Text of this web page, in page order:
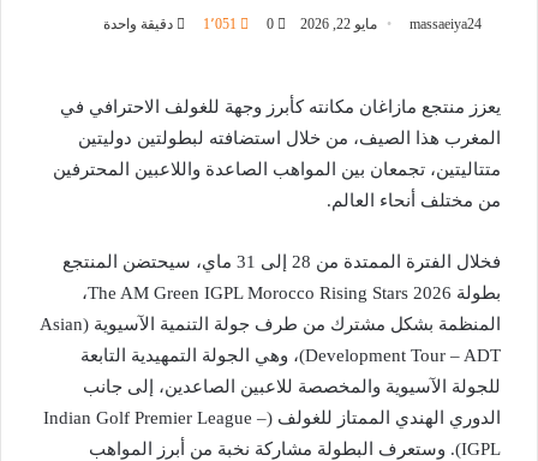
massaeiya24 مايو 22, 2026 0 1٬051 دقيقة واحدة
يعزز منتجع مازاغان مكانته كأبرز وجهة للغولف الاحترافي في
المغرب هذا الصيف، من خلال استضافته لبطولتين دوليتين
متتاليتين، تجمعان بين المواهب الصاعدة واللاعبين المحترفين
من مختلف أنحاء العالم.
فخلال الفترة الممتدة من 28 إلى 31 ماي، سيحتضن المنتجع
بطولة The AM Green IGPL Morocco Rising Stars 2026،
المنظمة بشكل مشترك من طرف جولة التنمية الآسيوية (Asian
Development Tour – ADT)، وهي الجولة التمهيدية التابعة
للجولة الآسيوية والمخصصة للاعبين الصاعدين، إلى جانب
الدوري الهندي الممتاز للغولف (Indian Golf Premier League –
IGPL). وستعرف البطولة مشاركة نخبة من أبرز المواهب